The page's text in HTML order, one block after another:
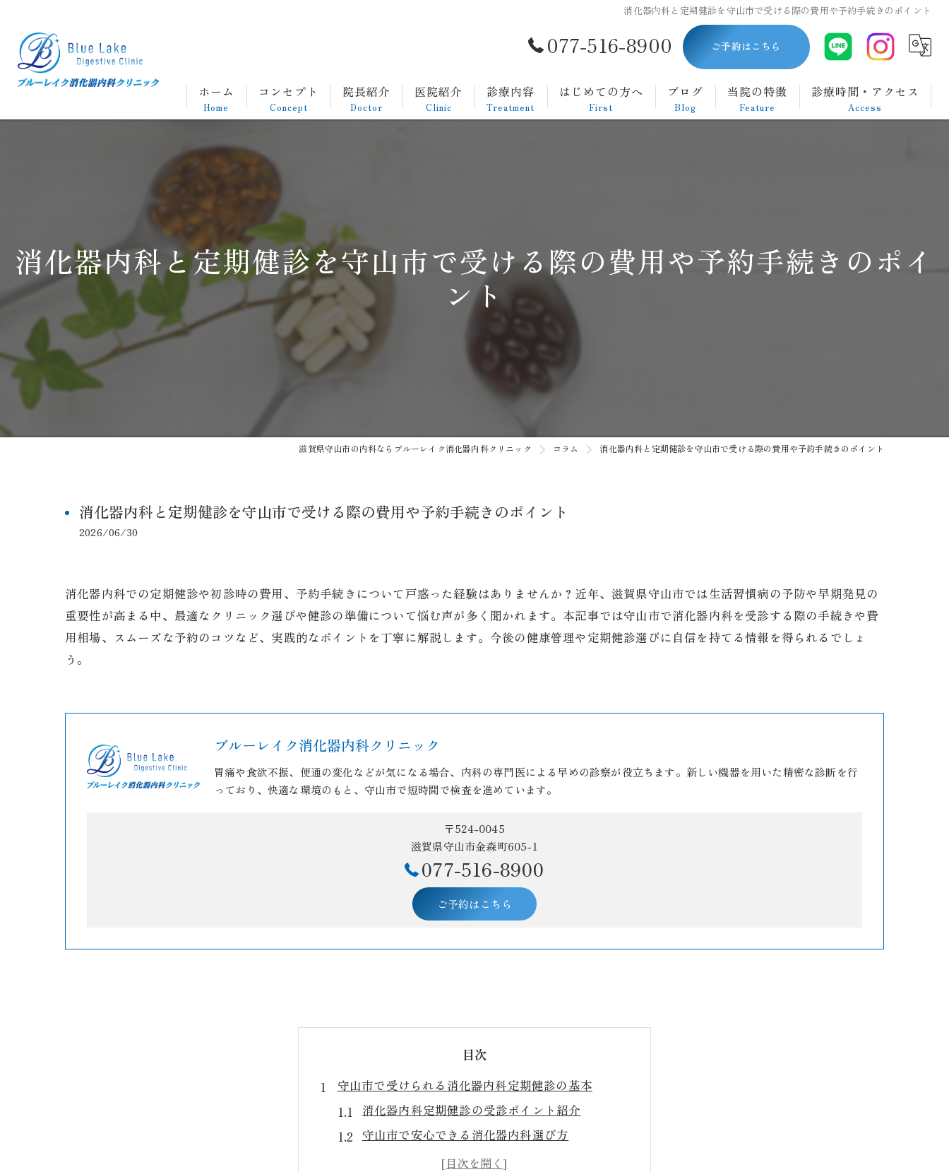
消化器内科と定期健診を守山市で受ける際の費用や予約手続きのポイント
077-516-8900 ご予約はこちら
ホーム
Home
コンセプト
Concept
院長紹介
Doctor
医院紹介
Clinic
診療内容
Treatment
消化器内科
胃カメラについて
大腸カメラについて
がん検診
自費診療
はじめての方へ
First
ブログ
Blog
当院の特徴
Feature
ダイエット
診療時間・アクセス
Access
消化器内科と定期健診を守山市で受ける際の費用や予約手続きのポイ
ント
滋賀県守山市の内科ならブルーレイク消化器内科クリニック コラム 消化器内科と定期健診を守山市で受ける際の費用や予約手続きのポイント
消化器内科と定期健診を守山市で受ける際の費用や予約手続きのポイント
2026/06/30
消化器内科での定期健診や初診時の費用、予約手続きについて戸惑った経験はありませんか？近年、滋賀県守山市では生活習慣病の予防や早期発見の
重要性が高まる中、最適なクリニック選びや健診の準備について悩む声が多く聞かれます。本記事では守山市で消化器内科を受診する際の手続きや費
用相場、スムーズな予約のコツなど、実践的なポイントを丁寧に解説します。今後の健康管理や定期健診選びに自信を持てる情報を得られるでしょ
う。
ブルーレイク消化器内科クリニック
胃痛や食欲不振、便通の変化などが気になる場合、内科の専門医による早めの診察が役立ちます。新しい機器を用いた精密な診断を行
っており、快適な環境のもと、守山市で短時間で検査を進めています。
〒524-0045
滋賀県守山市金森町605-1
077-516-8900
ご予約はこちら
目次
守山市で受けられる消化器内科定期健診の基本
消化器内科定期健診の受診ポイント紹介
守山市で安心できる消化器内科選び方
消化器内科健診の流れと予約の進め方